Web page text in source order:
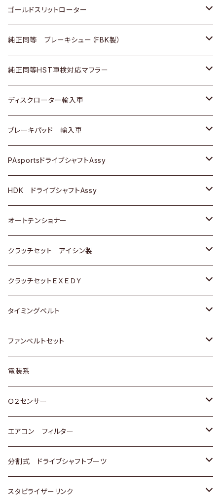
三菱ふそう
ＢＭＷ
三菱ふそう
その他
スバル
マツダ
三菱
スバル
三菱
ダイハツ
マツダ
三菱
スバル
日産
いすゞ
ダイハツ
マツダ
三菱
スバル
ＢＥＮＺ
スズキ
日産
ダイハツ
マツダ
三菱
スバル
ホンダ
日産
いすゞ
ダイハツ
マツダ
三菱
スバル
トヨタ
ホンダ
スズキ
日産
ダイハツ
マツダ
三菱
スバル
ゴールドスリットローター
トヨタ
ホンダ
スズキ
日産
ダイハツ
マツダ
三菱
スバル
純正同等 ブレーキシュー（FBK製）
ホンダ
スズキ
日産
ダイハツ
マツダ
三菱
スバル
純正同等HST車検対応マフラー
トヨタ
ホンダ
スズキ
日産
いすゞ
ダイハツ
マツダ
三菱
スバル
日野
ディスクローター輸入車
ＡＵＤＩ
ＢＥＮＺ
ＢＭＷ
GOLF
ＷＡＧＥＮ
アストロ（シボレー）
クライスラー
ブレーキパッド 輸入車
ＢＥＮＺ
ＢＭＷ
ＷＡＧＥＮ
ＶＯＬＶＯ
PAsportsドライブシャフトAssy
トヨタ
ホンダ
スズキ
日産
ダイハツ
マツダ
三菱
スバル
HDK ドライブシャフトAssy
スズキ
ダイハツ
日産
ホンダ
マツダ
オートテンショナー
トヨタ
クラッチセット アイシン製
ホンダ
スズキ
ダイハツ
マツダ
三菱
スバル
クラッチセットＥＸＥＤＹ
ホンダ
スズキ
日産
ダイハツ
マツダ
三菱
スバル
タイミングベルト
トヨタ
スズキ
ダイハツ
三菱
スバル
ファンベルトセット
トヨタ
ホンダ
スズキ
日産
いすゞ
電装系
Ｏ２センサー
トヨタ
ホンダ
スズキ
エアコン フィルター
トヨタ
ホンダ
分割式 ドライブシャフトブーツ
トヨタ
スタビライザーリンク